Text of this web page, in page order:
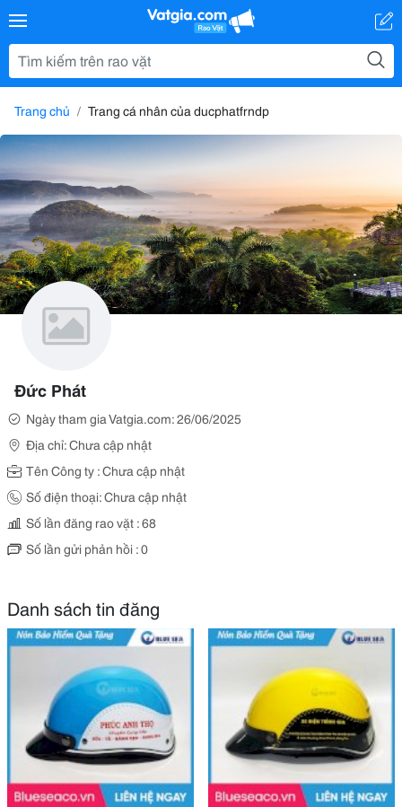
Trang chủ Trang cá nhân của ducphatfrndp
Đức Phát
Ngày tham gia Vatgia.com: 26/06/2025
Địa chỉ: Chưa cập nhật
Tên Công ty : Chưa cập nhật
Số điện thoại: Chưa cập nhật
Số lần đăng rao vặt : 68
Số lần gửi phản hồi : 0
Danh sách tin đăng